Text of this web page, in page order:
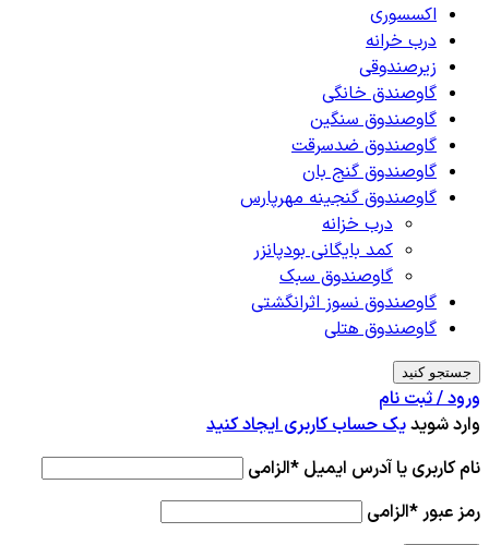
اکسسوری
درب خرانه
زیرصندوقی
گاوصندق خانگی
گاوصندوق سنگین
گاوصندوق ضدسرقت
گاوصندوق گنج بان
گاوصندوق گنجینه مهرپارس
درب خزانه
کمد بایگانی بودپانزر
گاوصندوق سبک
گاوصندوق نسوز اثرانگشتی
گاوصندوق هتلی
جستجو کنید
ورود / ثبت نام
وارد شویدیک حساب کاربری ایجاد کنید
نام کاربری یا آدرس ایمیل *الزامی
رمز عبور*الزامی